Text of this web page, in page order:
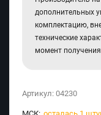
дополнительных
комплектацию,
технические
момент
Артикул: 04230